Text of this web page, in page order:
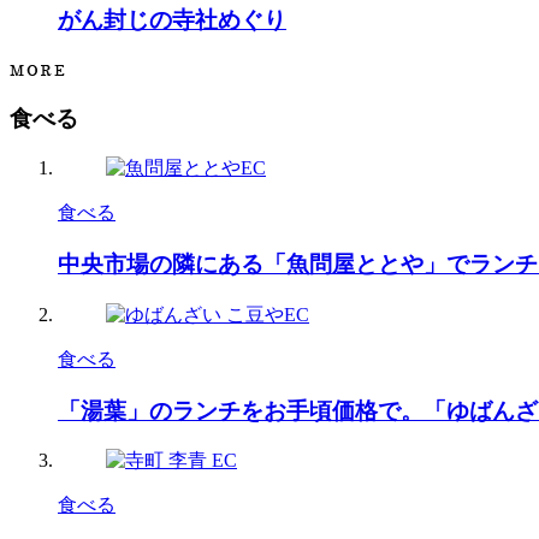
がん封じの寺社めぐり
食べる
食べる
中央市場の隣にある「魚問屋ととや」でランチ
食べる
「湯葉」のランチをお手頃価格で。「ゆばんざ
食べる